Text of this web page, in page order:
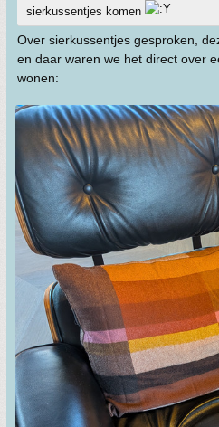
sierkussentjes komen
Over sierkussentjes gesproken,
en daar waren we het direct over
wonen: